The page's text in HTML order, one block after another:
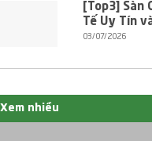
[Top3] Sàn
Tế Uy Tín
03/07/2026
Xem nhiều